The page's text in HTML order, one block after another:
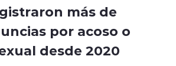
más de
por acoso o
desde 2020